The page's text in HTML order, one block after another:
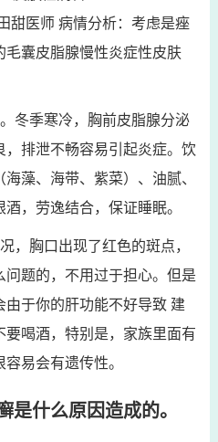
甜医师 病情分析：考虑是痤
囊皮脂腺慢性炎症性皮肤
冬季寒冷，胸前皮脂腺分泌
排泄不畅容易引起炎症。饮
藻、海带、紫菜）、油腻、
，劳逸结合，保证睡眠。
，胸口出现了红色的斑点，
题的，不用过于担心。但是
由于你的肝功能不好导致 建
喝酒，特别是，家族里面有
易会有遗传性。
是什么原因造成的。